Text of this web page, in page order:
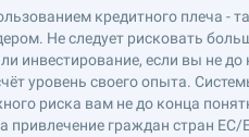
кредитного плеча -
Не следует рисковать
инвестирование, если вы не
уровень своего опыта.
риска вам не до конца
привлечение граждан стран